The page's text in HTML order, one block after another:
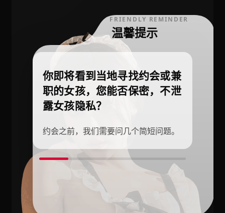
FRIENDLY REMINDER
温馨提示
你即将看到当地寻找约会或兼
职的女孩，您能否保密，不泄
露女孩隐私？
约会之前，我们需要问几个简短问题。